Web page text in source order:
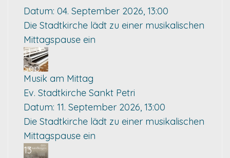
Datum: 04. September 2026, 13:00
Die Stadtkirche lädt zu einer musikalischen
Mittagspause ein
11
Sep.
Musik am Mittag
Ev. Stadtkirche Sankt Petri
Datum: 11. September 2026, 13:00
Die Stadtkirche lädt zu einer musikalischen
Mittagspause ein
13